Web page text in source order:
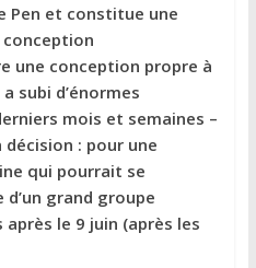
Pen et constitue une
conception
une conception propre à
subi d’énormes
mois et semaines –
: pour une
qui pourrait se
grand groupe
le 9 juin (après les